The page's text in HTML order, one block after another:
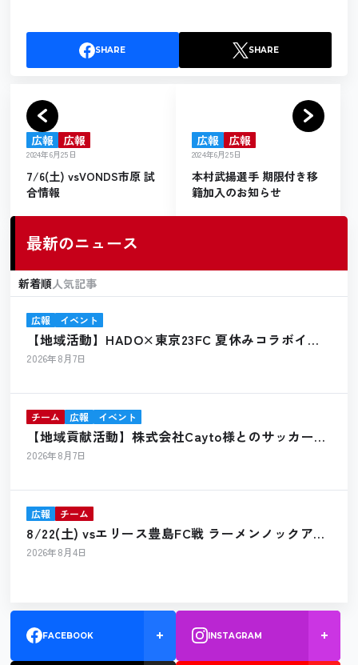
SHARE SHARE
広報 広報
2024年6月25日
7/6(土) vsVONDS市原 試
合情報
広報 広報
2024年6月25日
本村武揚選手 期限付き移
籍加入のお知らせ
最新のニュース
新着順人気記事
広報 イベント
【地域活動】HADO×東京23FC 夏休みコラボイベ
ント開催報告
2026年8月7日
チーム 広報 イベント
【地域貢献活動】株式会社Cayto様とのサッカーボ
ール寄贈のお知らせ
2026年8月7日
広報 チーム
8/22(土) vsエリース豊島FC戦 ラーメンノックアウ
ト出店のお知らせ
2026年8月4日
FACEBOOK INSTAGRAM